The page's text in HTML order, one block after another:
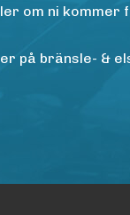
om ni
på bränsle- &